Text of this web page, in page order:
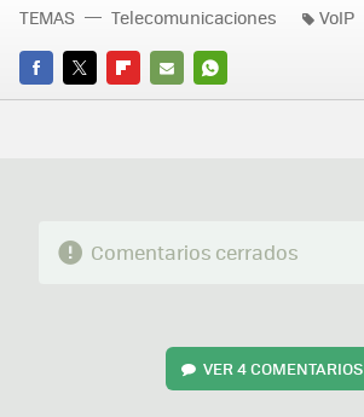
FACEBOOK
TWITTERFLIPBOARD
E-
WHATSAPP
TEMAS Telecomunicaciones VoIP
Comentarios cerrados
VER4 COMENTARIOS